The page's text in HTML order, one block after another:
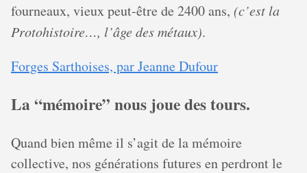
fourneaux, vieux peut-être de 2400 ans, (c’est la
Protohistoire…, l’âge des métaux).
Forges Sarthoises, par Jeanne Dufour
La “mémoire” nous joue des tours.
Quand bien même il s’agit de la mémoire
collective, nos générations futures en perdront le